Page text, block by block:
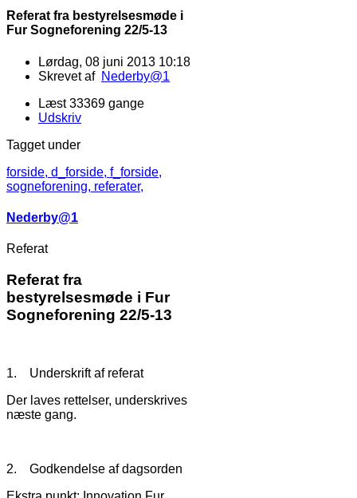
Referat fra bestyrelsesmøde i
Fur Sogneforening 22/5-13
Lørdag, 08 juni 2013 10:18
Skrevet af Nederby@1
Læst 33369 gange
Udskriv
Tagget under
forside, d_forside, f_forside,
sogneforening, referater,
Nederby@1
Referat
Referat fra
bestyrelsesmøde i Fur
Sogneforening 22/5-13
1. Underskrift af referat
Der laves rettelser, underskrives
næste gang.
2. Godkendelse af dagsorden